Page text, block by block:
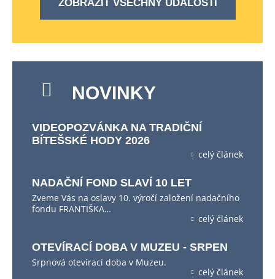
ZOBRAZIT VŠECHNY UDÁLOSTI
NOVINKY
VIDEOPOZVÁNKA NA TRADIČNÍ
BÍTEŠSKÉ HODY 2026
celý článek
NADAČNÍ FOND SLAVÍ 10 LET
Zveme Vás na oslavy 10. výročí založení nadačního
fondu FRANTIŠKA…
celý článek
OTEVÍRACÍ DOBA V MUZEU - SRPEN
Srpnová otevírací doba v Muzeu.
celý článek